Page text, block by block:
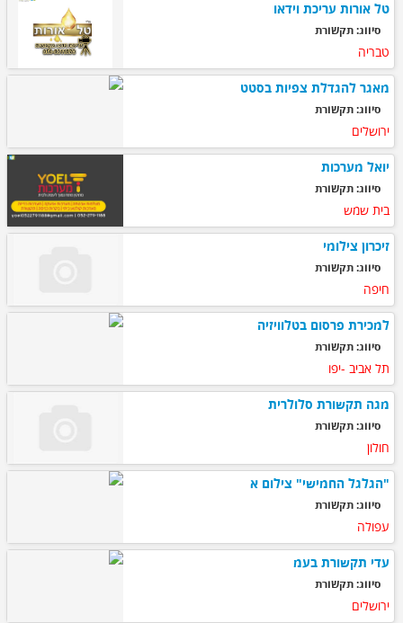
טל אורות עריכת וידאו
סיווג: תקשורת
טבריה
מאגר להגדלת צפיות בסטט
סיווג: תקשורת
ירושלים
יואל מערכות
סיווג: תקשורת
בית שמש
זיכרון צילומי
סיווג: תקשורת
חיפה
למכירת פרסום בטלוויזיה
סיווג: תקשורת
תל אביב -יפו
מגה תקשורת סלולרית
סיווג: תקשורת
חולון
"הגלגל החמישי" צילום א
סיווג: תקשורת
עפולה
עדי תקשורת בעמ
סיווג: תקשורת
ירושלים